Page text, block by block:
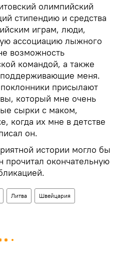
олимпийский
стипендию и средства
играм, люди,
ассоциацию лыжного
возможность
командой, а также
меня.
присылают
который мне очень
сырки с маком,
когда их мне в детстве
он.
истории могло бы
прочитал окончательную
Литва Швейцария